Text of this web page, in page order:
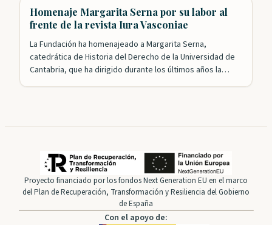
Homenaje Margarita Serna por su labor al
frente de la revista Iura Vasconiae
La Fundación ha homenajeado a Margarita Serna,
catedrática de Historia del Derecho de la Universidad de
Cantabria, que ha dirigido durante los últimos años la
Proyecto financiado por los fondos Next Generation EU en el marco
del Plan de Recuperación, Transformación y Resiliencia del Gobierno
de España
Con el apoyo de: